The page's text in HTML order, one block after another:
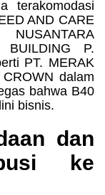
terakomodasi
AND CARE
P.
PT. MERAK
dalam
bahwa B40
bisnis.
dan
ke